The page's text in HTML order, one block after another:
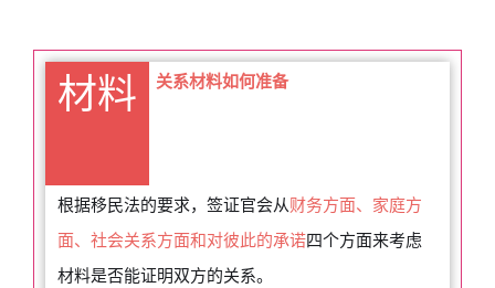
材料 关系材料如何准备
根据移民法的要求，签证官会从财务方面、家庭方
面、社会关系方面和对彼此的承诺四个方面来考虑
材料是否能证明双方的关系。